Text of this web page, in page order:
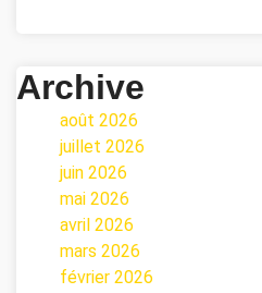
Archive
août 2026
juillet 2026
juin 2026
mai 2026
avril 2026
mars 2026
février 2026